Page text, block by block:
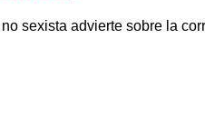
sexista advierte sobre la